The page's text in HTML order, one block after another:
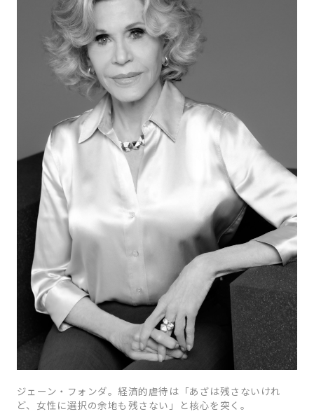
ジェーン・フォンダ。経済的虐待は「あざは残さないけれ
ど、女性に選択の余地も残さない」と核心を突く。